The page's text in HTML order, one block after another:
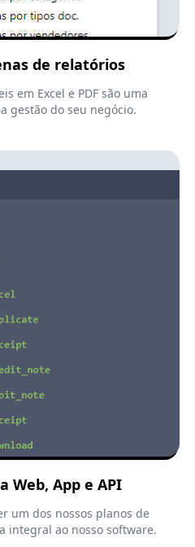
de relatórios
em Excel e PDF são uma
gestão do seu negócio.
Web, App e API
um dos nossos planos de
integral ao nosso software.